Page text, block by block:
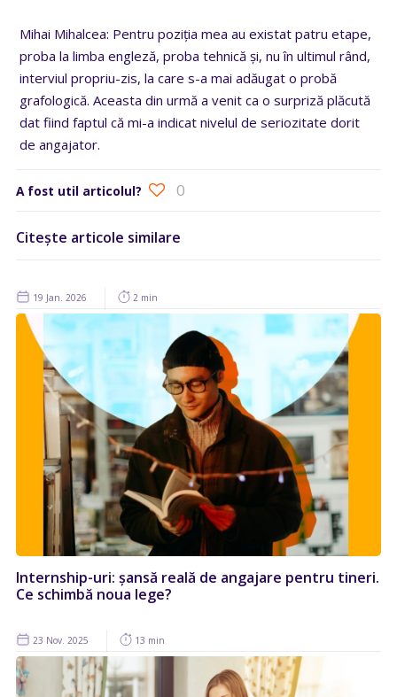
Mihai Mihalcea: Pentru poziția mea au existat patru etape,
proba la limba engleză, proba tehnică și, nu în ultimul rând,
interviul propriu-zis, la care s-a mai adăugat o probă
grafologică. Aceasta din urmă a venit ca o surpriză plăcută
dat fiind faptul că mi-a indicat nivelul de seriozitate dorit
de angajator.
A fost util articolul? 0
Citește articole similare
19 Jan. 2026 2 min
Internship-uri: șansă reală de angajare pentru tineri.
Ce schimbă noua lege?
23 Nov. 2025 13 min